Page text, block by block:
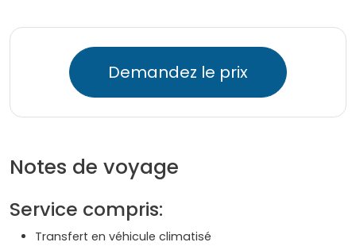
Demandez le prix
Notes de voyage
Service compris:
Transfert en véhicule climatisé